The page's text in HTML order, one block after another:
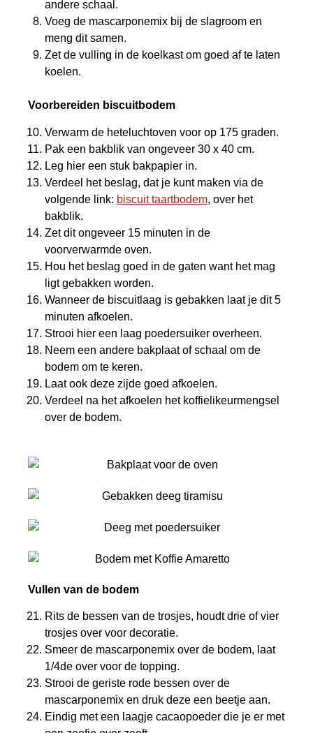
andere schaal.
Voeg de mascarponemix bij de slagroom en
meng dit samen.
Zet de vulling in de koelkast om goed af te laten
koelen.
Voorbereiden biscuitbodem
Verwarm de heteluchtoven voor op 175 graden.
Pak een bakblik van ongeveer 30 x 40 cm.
Leg hier een stuk bakpapier in.
Verdeel het beslag, dat je kunt maken via de
volgende link: biscuit taartbodem, over het
bakblik.
Zet dit ongeveer 15 minuten in de
voorverwarmde oven.
Hou het beslag goed in de gaten want het mag
ligt gebakken worden.
Wanneer de biscuitlaag is gebakken laat je dit 5
minuten afkoelen.
Strooi hier een laag poedersuiker overheen.
Neem een andere bakplaat of schaal om de
bodem om te keren.
Laat ook deze zijde goed afkoelen.
Verdeel na het afkoelen het koffielikeurmengsel
over de bodem.
Vullen van de bodem
Rits de bessen van de trosjes, houdt drie of vier
trosjes over voor decoratie.
Smeer de mascarponemix over de bodem, laat
1/4de over voor de topping.
Strooi de geriste rode bessen over de
mascarponemix en druk deze een beetje aan.
Eindig met een laagje cacaopoeder die je er met